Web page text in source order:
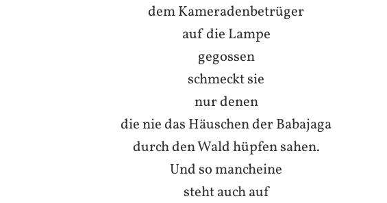
dem Kameradenbetrüger
auf die Lampe
gegossen
schmeckt sie
nur denen
die nie das Häuschen der Babajaga
durch den Wald hüpfen sahen.
Und so mancheine
steht auch auf